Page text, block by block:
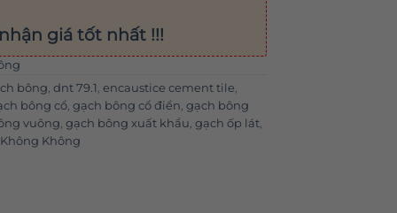
giá tốt nhất !!!
bông, dnt 79.1 , encaustice cement tile,
bông cổ, gạch bông cổ điển, gạch bông
vuông, gạch bông xuất khẩu, gạch ốp lát,
Không